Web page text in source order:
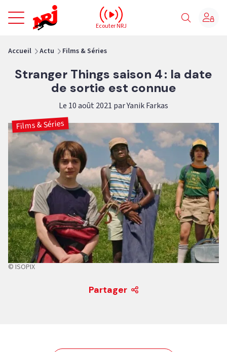
NRJ - Accueil
Ecouter NRJ
Accueil Actu Films & Séries
Stranger Things saison 4 : la date
de sortie est connue
Le 10 août 2021 par Yanik Farkas
Films & Séries
© ISOPIX
Partager